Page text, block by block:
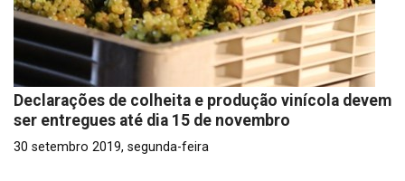
Declarações de colheita e produção vinícola devem
ser entregues até dia 15 de novembro
30 setembro 2019, segunda-feira